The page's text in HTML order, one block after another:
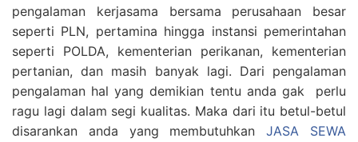
pengalaman kerjasama bersama perusahaan besar
seperti PLN, pertamina hingga instansi pemerintahan
seperti POLDA, kementerian perikanan, kementerian
pertanian, dan masih banyak lagi. Dari pengalaman
pengalaman hal yang demikian tentu anda gak perlu
ragu lagi dalam segi kualitas. Maka dari itu betul-betul
disarankan anda yang membutuhkanJASA SEWA